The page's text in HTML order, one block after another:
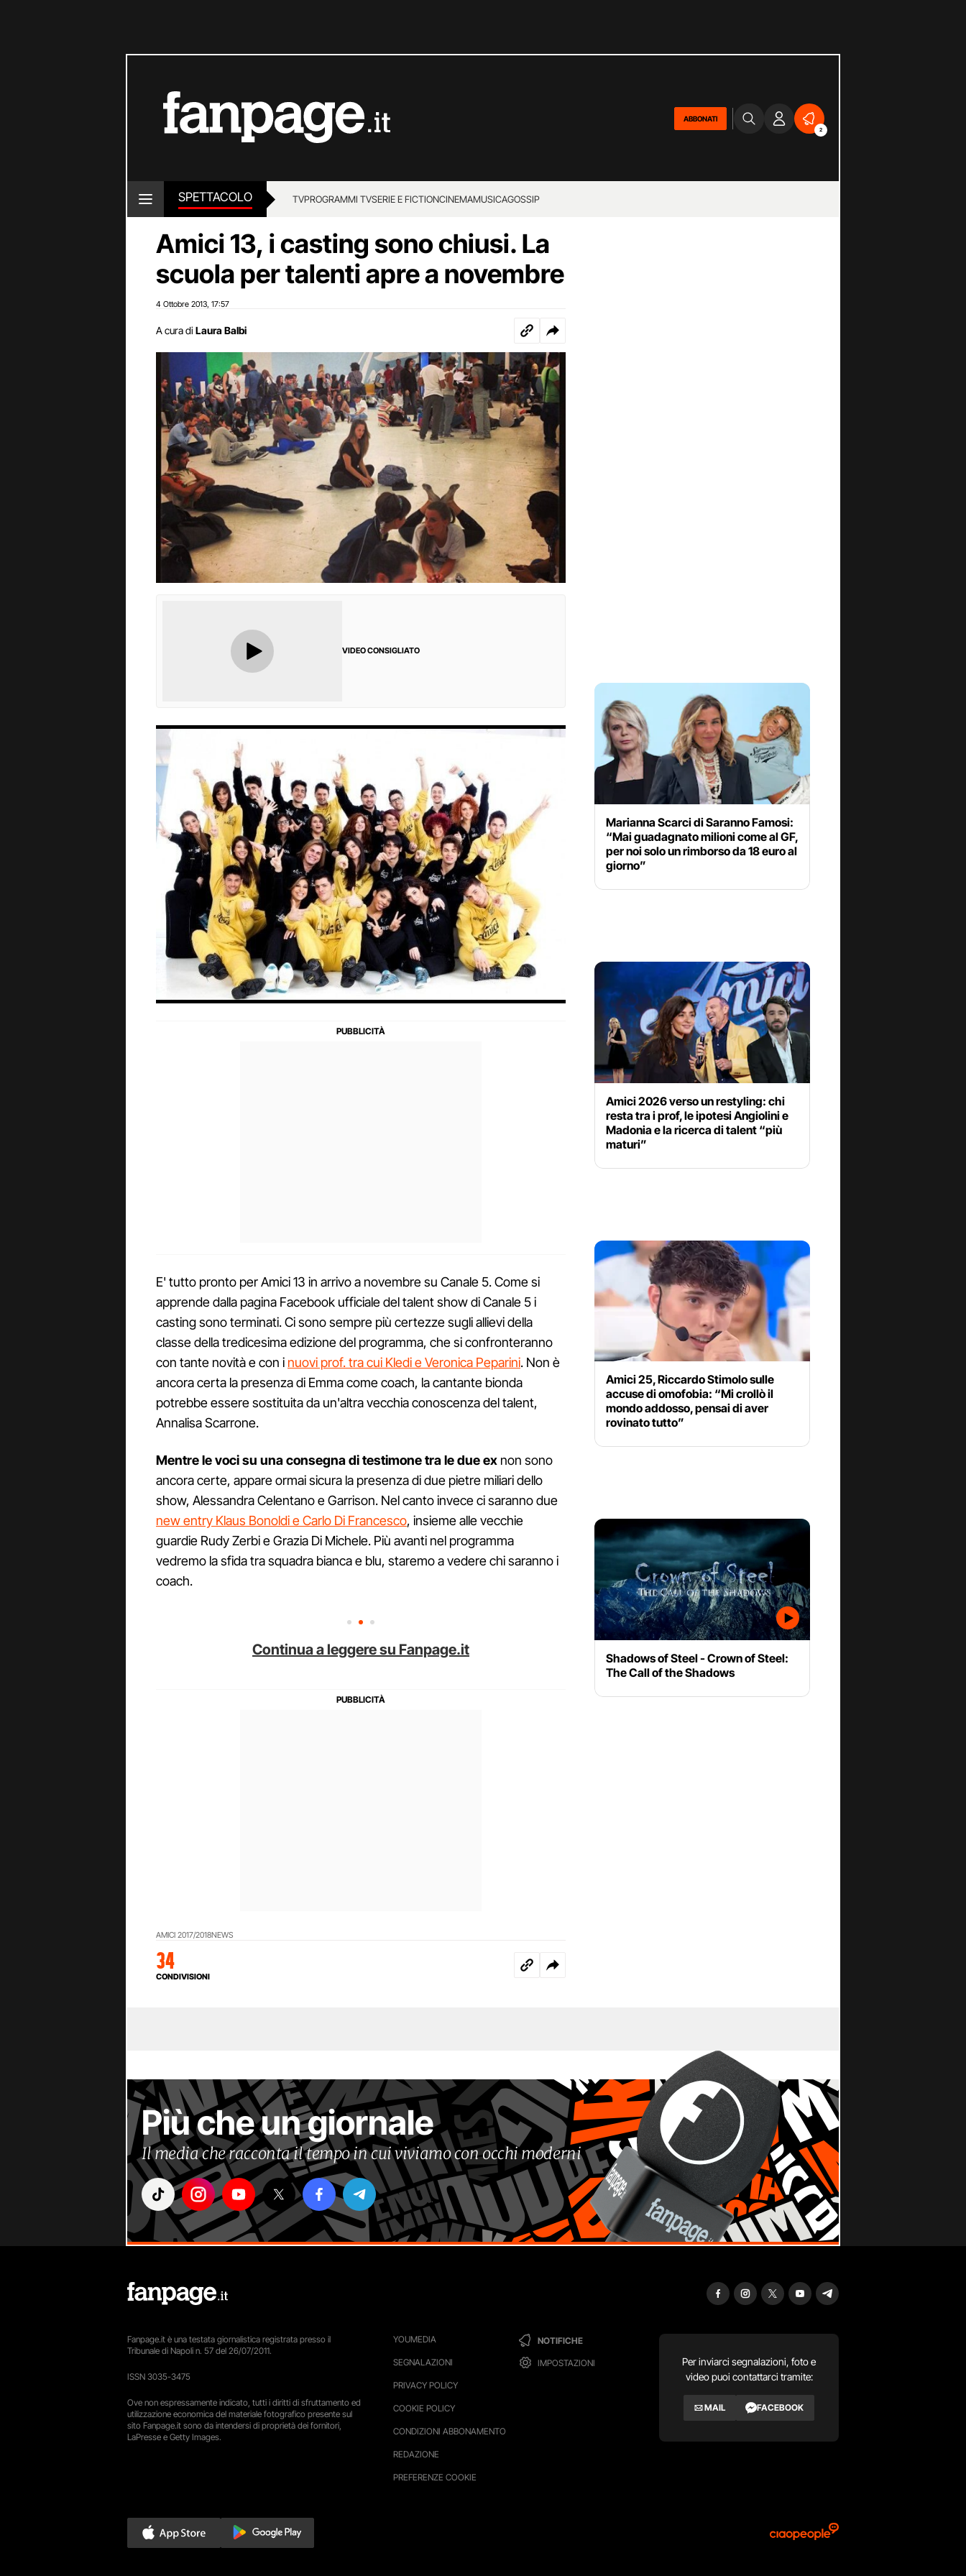
ABBONATI
2
SPETTACOLO TVPROGRAMMI TVSERIE E FICTIONCINEMAMUSICAGOSSIP
Amici 13, i casting sono chiusi. La
scuola per talenti apre a novembre
4 Ottobre 2013 17:57
A cura di Laura Balbi
VIDEO CONSIGLIATO
E' tutto pronto per Amici 13 in arrivo a novembre su Canale 5. Come si
apprende dalla pagina Facebook ufficiale del talent show di Canale 5 i
casting sono terminati. Ci sono sempre più certezze sugli allievi della
classe della tredicesima edizione del programma, che si confronteranno
con tante novità e con i nuovi prof. tra cui Kledi e Veronica Peparini. Non è
ancora certa la presenza di Emma come coach, la cantante bionda
potrebbe essere sostituita da un'altra vecchia conoscenza del talent,
Annalisa Scarrone.
Mentre le voci su una consegna di testimone tra le due ex non sono
ancora certe, appare ormai sicura la presenza di due pietre miliari dello
show, Alessandra Celentano e Garrison. Nel canto invece ci saranno due
new entry Klaus Bonoldi e Carlo Di Francesco, insieme alle vecchie
guardie Rudy Zerbi e Grazia Di Michele. Più avanti nel programma
vedremo la sfida tra squadra bianca e blu, staremo a vedere chi saranno i
coach.
Continua a leggere su Fanpage.it
AMICI 2017/2018NEWS
34
CONDIVISIONI
Marianna Scarci di Saranno Famosi:
“Mai guadagnato milioni come al GF,
per noi solo un rimborso da 18 euro al
giorno”
Amici 2026 verso un restyling: chi
resta tra i prof, le ipotesi Angiolini e
Madonia e la ricerca di talent “più
maturi”
Amici 25, Riccardo Stimolo sulle
accuse di omofobia: “Mi crollò il
mondo addosso, pensai di aver
rovinato tutto”
Shadows of Steel - Crown of Steel:
The Call of the Shadows
Più che un giornale
Il media che racconta il tempo in cui viviamo con occhi moderni
YOUMEDIA
SEGNALAZIONI
PRIVACY POLICY
COOKIE POLICY
CONDIZIONI ABBONAMENTO
REDAZIONE
PREFERENZE COOKIE
NOTIFICHE
IMPOSTAZIONI
Per inviarci segnalazioni, foto e
video puoi contattarci tramite:
MAIL FACEBOOK
Fanpage.it è una testata giornalistica registrata presso il
Tribunale di Napoli n. 57 del 26/07/2011.
ISSN 3035-3475
Ove non espressamente indicato, tutti i diritti di sfruttamento ed
utilizzazione economica del materiale fotografico presente sul
sito Fanpage.it sono da intendersi di proprietà dei fornitori,
LaPresse e Getty Images.